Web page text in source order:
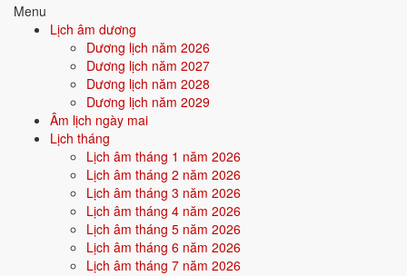
Menu
Lịch âm dương
Dương lịch năm 2026
Dương lịch năm 2027
Dương lịch năm 2028
Dương lịch năm 2029
Âm lịch ngày mai
Lịch tháng
Lịch âm tháng 1 năm 2026
Lịch âm tháng 2 năm 2026
Lịch âm tháng 3 năm 2026
Lịch âm tháng 4 năm 2026
Lịch âm tháng 5 năm 2026
Lịch âm tháng 6 năm 2026
Lịch âm tháng 7 năm 2026
18/60
19/60Nhâm Ngọ
Quý Mùi
Giáp Thân
Ất Dậu
Bính Tuất
24/60 Đinh Hợi
25/60Mậu Tý
Kỷ Sửu
Canh Dần
Tân Mão
Nhâm Thìn
Quý Tỵ
Giáp Ngọ
Ất Mùi